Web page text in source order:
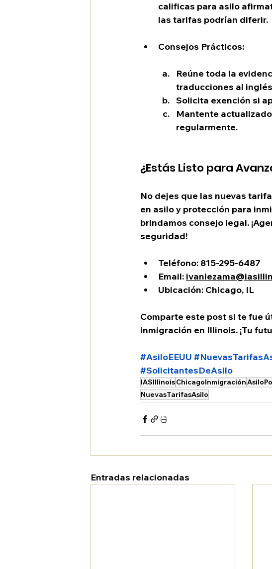
calificas para asilo
las tarifas podrían diferir.
Consejos Prácticos:
Reúne toda la
traducciones al
Solicita exención si
Mantente
regularmente.
¿Estás Listo para
No dejes que las nuevas
en asilo y protección para
brindamos consejo legal.
seguridad!
Teléfono: 815-295-6487
Email:
Ubicación: Chicago, IL
Comparte este post si te fue
inmigración en Illinois. ¡Tu
#AsiloEEUU
#SolicitantesDeAsilo
IASIllinoisChicagoInmigración
NuevasTarifasAsilo
Entradas relacionadas